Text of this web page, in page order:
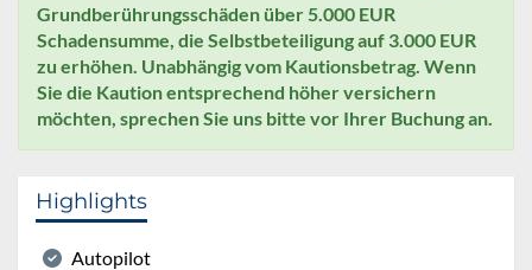
Grundberührungsschäden über 5.000 EUR
Schadensumme, die Selbstbeteiligung auf 3.000 EUR
zu erhöhen. Unabhängig vom Kautionsbetrag. Wenn
Sie die Kaution entsprechend höher versichern
möchten, sprechen Sie uns bitte vor Ihrer Buchung an.
Highlights
Autopilot